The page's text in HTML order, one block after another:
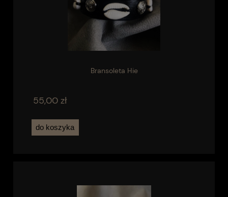
Bransoleta Hie
55,00 zł
do koszyka